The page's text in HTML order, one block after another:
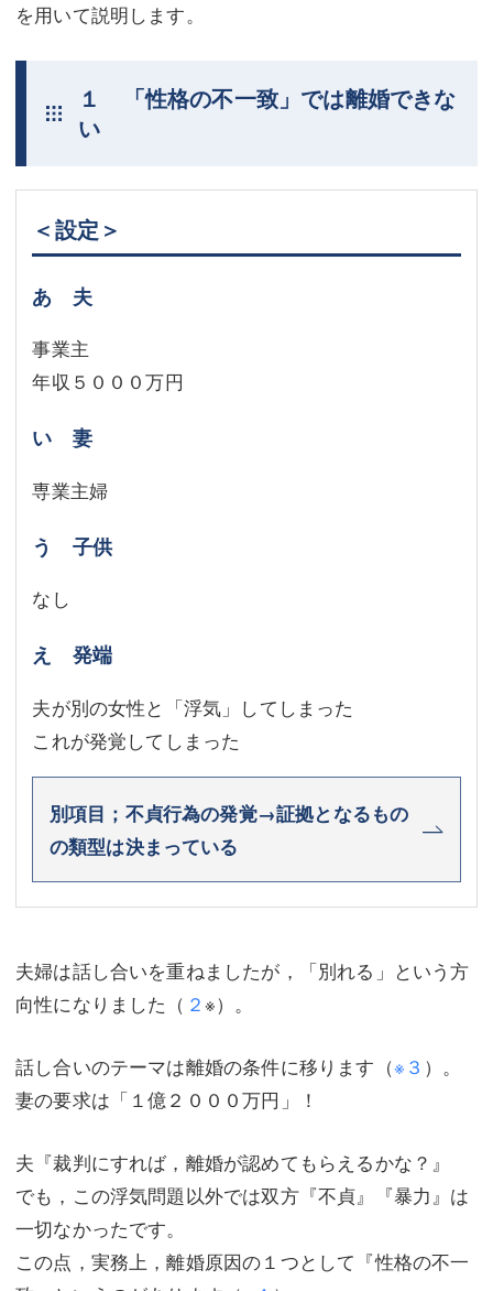
を用いて説明します。
１ 「性格の不一致」では離婚できな
い
＜設定＞
あ 夫
事業主
年収５０００万円
い 妻
専業主婦
う 子供
なし
え 発端
夫が別の女性と「浮気」してしまった
これが発覚してしまった
別項目；不貞行為の発覚→証拠となるもの
の類型は決まっている
夫婦は話し合いを重ねましたが，「別れる」という方
向性になりました（ ２※）。
話し合いのテーマは離婚の条件に移ります（※３ ）。
妻の要求は「１億２０００万円」！
夫『裁判にすれば，離婚が認めてもらえるかな？』
でも，この浮気問題以外では双方『不貞』『暴力』は
一切なかったです。
この点，実務上，離婚原因の１つとして『性格の不一